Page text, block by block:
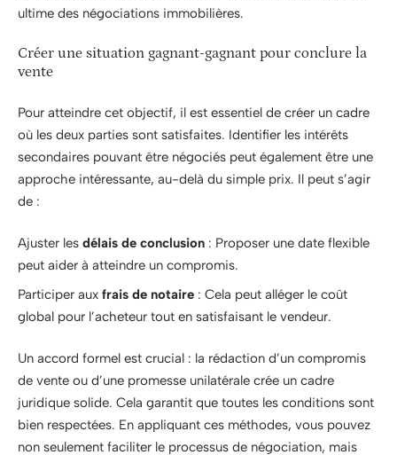
ultime des négociations immobilières.
Créer une situation gagnant-gagnant pour conclure la
vente
Pour atteindre cet objectif, il est essentiel de créer un cadre
où les deux parties sont satisfaites. Identifier les intérêts
secondaires pouvant être négociés peut également être une
approche intéressante, au-delà du simple prix. Il peut s’agir
de :
Ajuster les délais de conclusion : Proposer une date flexible
peut aider à atteindre un compromis.
Participer aux frais de notaire : Cela peut alléger le coût
global pour l’acheteur tout en satisfaisant le vendeur.
Un accord formel est crucial : la rédaction d’un compromis
de vente ou d’une promesse unilatérale crée un cadre
juridique solide. Cela garantit que toutes les conditions sont
bien respectées. En appliquant ces méthodes, vous pouvez
non seulement faciliter le processus de négociation, mais